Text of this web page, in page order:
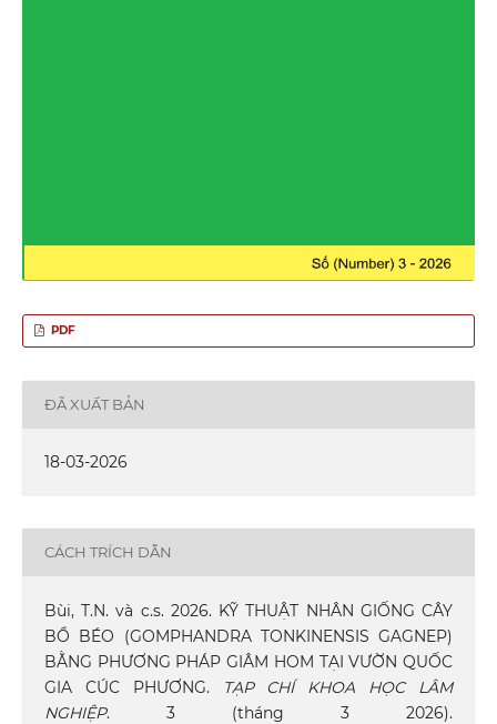
PDF
ĐÃ XUẤT BẢN
18-03-2026
CÁCH TRÍCH DẪN
Bùi, T.N. và c.s. 2026. KỸ THUẬT NHÂN GIỐNG CÂY
BỔ BÉO (GOMPHANDRA TONKINENSIS GAGNEP)
BẰNG PHƯƠNG PHÁP GIÂM HOM TẠI VƯỜN QUỐC
GIA CÚC PHƯƠNG.
TẠP CHÍ KHOA HỌC LÂM
NGHIỆP. 3 (tháng 3 2026).